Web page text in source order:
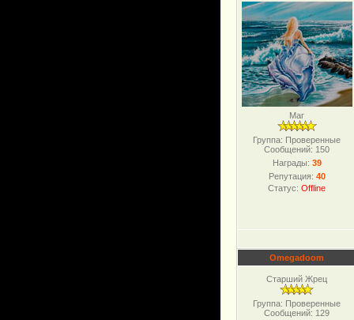
Маг
Группа: Проверенные
Сообщений: 150
Награды: 39
Репутация: 40
Статус:Offline
Omegadoom
Старший Жрец
Группа: Проверенные
Сообщений: 129